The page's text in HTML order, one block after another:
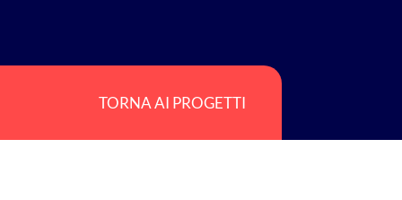
TORNA AI PROGETTI